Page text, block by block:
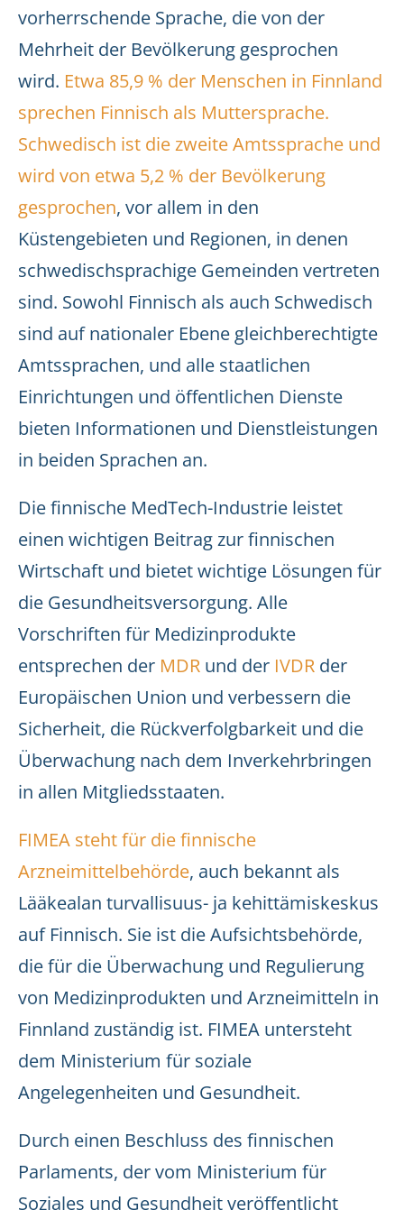
vorherrschende Sprache, die von der
Mehrheit der Bevölkerung gesprochen
wird. Etwa 85,9 % der Menschen in Finnland
sprechen Finnisch als Muttersprache.
Schwedisch ist die zweite Amtssprache und
wird von etwa 5,2 % der Bevölkerung
gesprochen, vor allem in den
Küstengebieten und Regionen, in denen
schwedischsprachige Gemeinden vertreten
sind. Sowohl Finnisch als auch Schwedisch
sind auf nationaler Ebene gleichberechtigte
Amtssprachen, und alle staatlichen
Einrichtungen und öffentlichen Dienste
bieten Informationen und Dienstleistungen
in beiden Sprachen an.
Die finnische MedTech-Industrie leistet
einen wichtigen Beitrag zur finnischen
Wirtschaft und bietet wichtige Lösungen für
die Gesundheitsversorgung. Alle
Vorschriften für Medizinprodukte
entsprechen der MDR und der IVDR der
Europäischen Union und verbessern die
Sicherheit, die Rückverfolgbarkeit und die
Überwachung nach dem Inverkehrbringen
in allen Mitgliedsstaaten.
FIMEA steht für die finnische
Arzneimittelbehörde, auch bekannt als
Lääkealan turvallisuus- ja kehittämiskeskus
auf Finnisch. Sie ist die Aufsichtsbehörde,
die für die Überwachung und Regulierung
von Medizinprodukten und Arzneimitteln in
Finnland zuständig ist. FIMEA untersteht
dem Ministerium für soziale
Angelegenheiten und Gesundheit.
Durch einen Beschluss des finnischen
Parlaments, der vom Ministerium für
Soziales und Gesundheit veröffentlicht